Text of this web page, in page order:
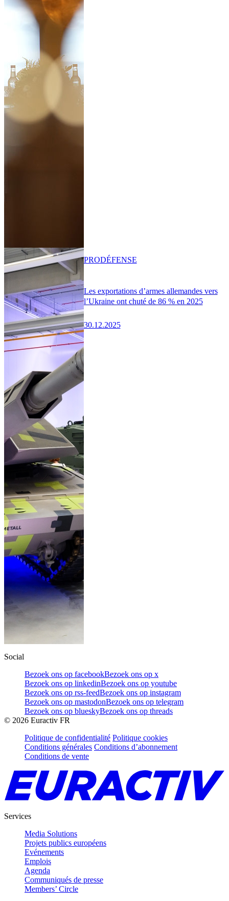
Les exportations d’armes allemandes vers
l’Ukraine ont chuté de 86 % en 2025
30.12.2025
PRODÉFENSE
Social
Bezoek ons op facebookBezoek ons op x
Bezoek ons op linkedinBezoek ons op youtube
Bezoek ons op rss-feedBezoek ons op instagram
Bezoek ons op mastodonBezoek ons op telegram
Bezoek ons op blueskyBezoek ons op threads
© 2026 Euractiv FR
Politique de confidentialité Politique cookies
Conditions générales Conditions d’abonnement
Conditions de vente
Services
Media Solutions
Projets publics européens
Evénements
Emplois
Agenda
Communiqués de presse
Members’ Circle